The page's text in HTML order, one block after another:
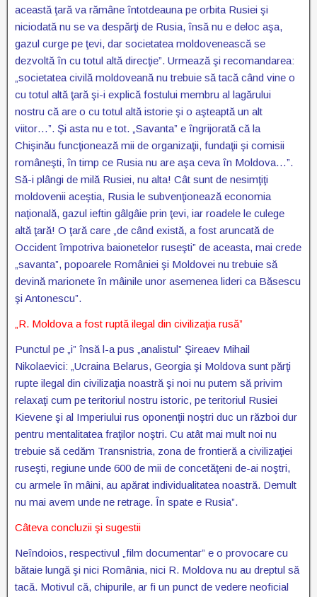
această ţară va rămâne întotdeauna pe orbita Rusiei şi
niciodată nu se va despărţi de Rusia, însă nu e deloc aşa,
gazul curge pe ţevi, dar societatea moldovenească se
dezvoltă în cu totul altă direcţie”. Urmează şi recomandarea:
„societatea civilă moldoveană nu trebuie să tacă când vine o
cu totul altă ţară şi-i explică fostului membru al lagărului
nostru că are o cu totul altă istorie şi o aşteaptă un alt
viitor…”. Şi asta nu e tot. „Savanta” e îngrijorată că la
Chişinău funcţionează mii de organizaţii, fundaţii şi comisii
româneşti, în timp ce Rusia nu are aşa ceva în Moldova…”.
Să-i plângi de milă Rusiei, nu alta! Cât sunt de nesimţiţi
moldovenii aceştia, Rusia le subvenţionează economia
naţională, gazul ieftin gâlgâie prin ţevi, iar roadele le culege
altă ţară! O ţară care „de când există, a fost aruncată de
Occident împotriva baionetelor ruseşti” de aceasta, mai crede
„savanta”, popoarele României şi Moldovei nu trebuie să
devină marionete în mâinile unor asemenea lideri ca Băsescu
şi Antonescu”.
„R. Moldova a fost ruptă ilegal din civilizaţia rusă”
Punctul pe „i” însă l-a pus „analistul” Şireaev Mihail
Nikolaevici: „Ucraina Belarus, Georgia şi Moldova sunt părţi
rupte ilegal din civilizaţia noastră şi noi nu putem să privim
relaxaţi cum pe teritoriul nostru istoric, pe teritoriul Rusiei
Kievene şi al Imperiului rus oponenţii noştri duc un război dur
pentru mentalitatea fraţilor noştri. Cu atât mai mult noi nu
trebuie să cedăm Transnistria, zona de frontieră a civilizaţiei
ruseşti, regiune unde 600 de mii de concetăţeni de-ai noştri,
cu armele în mâini, au apărat individualitatea noastră. Demult
nu mai avem unde ne retrage. În spate e Rusia”.
Câteva concluzii şi sugestii
Neîndoios, respectivul „film documentar” e o provocare cu
bătaie lungă şi nici România, nici R. Moldova nu au dreptul să
tacă. Motivul că, chipurile, ar fi un punct de vedere neoficial